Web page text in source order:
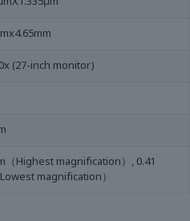
(27-inch monitor)
（Highest magnification）, 0.41
magnification）